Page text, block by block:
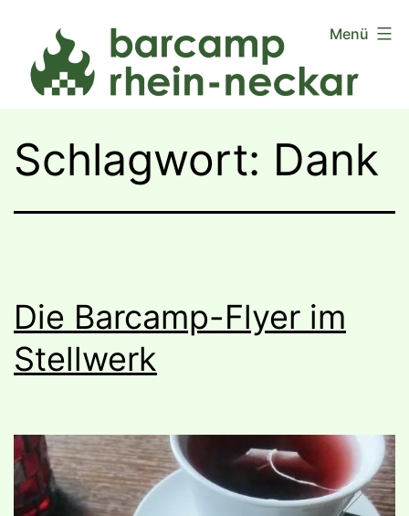
Inhalt
springen
Menü
Schlagwort: Dank
Die Barcamp-Flyer im
Stellwerk